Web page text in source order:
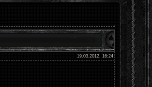
19.03.2012, 16:24